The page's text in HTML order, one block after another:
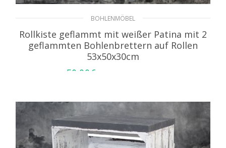
BOHLENMÖBEL
Rollkiste geflammt mit weißer Patina mit 2
geflammten Bohlenbrettern auf Rollen
53x50x30cm
59,99 €